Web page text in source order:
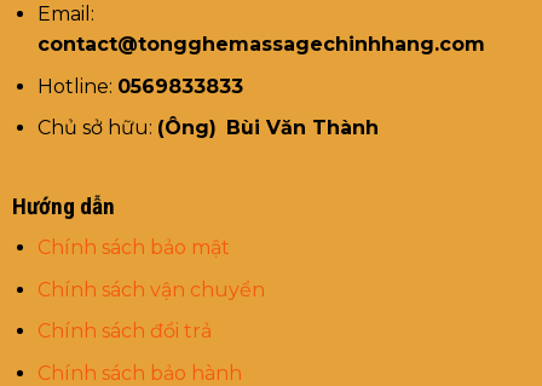
Email:
contact@tongghemassagechinhhang.com
Hotline: 0569833833
Chủ sở hữu: (Ông) Bùi Văn Thành
Hướng dẫn
Chính sách bảo mật
Chính sách vận chuyển
Chính sách đổi trả
Chính sách bảo hành